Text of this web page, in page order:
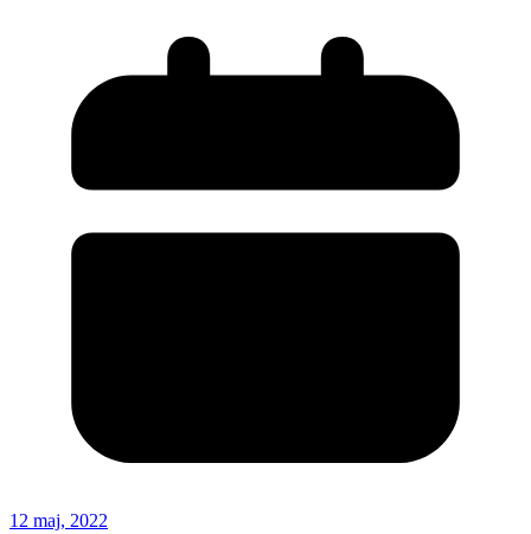
12 maj, 2022